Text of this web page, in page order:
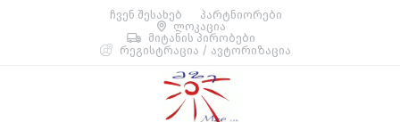
ჩვენ შესახებ
პარტნიორები
ლოკაცია
მიტანის პირობები
რეგისტრაცია / ავტორიზაცია